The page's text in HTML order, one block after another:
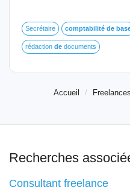
Secrétaire comptabilité de
rédaction de documents
Accueil Freelances
Recherches
Consultant freelance